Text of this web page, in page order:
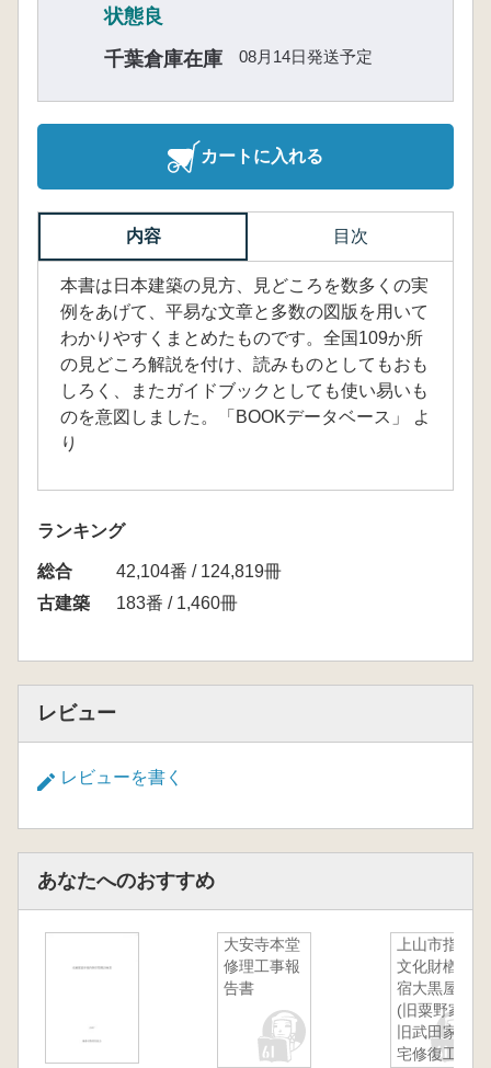
状態良
千葉倉庫在庫
08月14日発送予定
カートに入れる
内容 目次
本書は日本建築の見方、見どころを数多くの実
例をあげて、平易な文章と多数の図版を用いて
わかりやすくまとめたものです。全国109か所
の見どころ解説を付け、読みものとしてもおも
しろく、またガイドブックとしても使い易いも
のを意図しました。「BOOKデータベース」 よ
り
ランキング
総合
42,104番 / 124,819冊
古建築
183番 / 1,460冊
レビュー
レビューを書く
あなたへのおすすめ
大安寺本堂
修理工事報
告書
上山市指定
文化財楢下
宿大黒屋
(旧粟野家)
旧武田家住
宅修復工事